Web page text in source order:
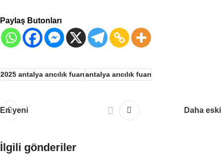
Paylaş Butonları
2025 antalya arıcılık fuarıantalya arıcılık fuarı
En yeni Daha eski
İlgili gönderiler